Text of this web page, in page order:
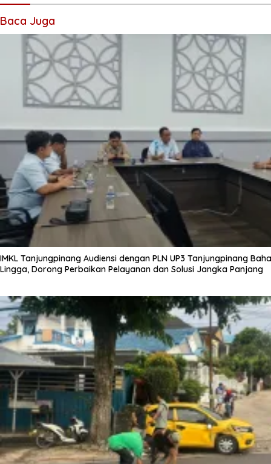
Baca Juga
IMKL Tanjungpinang Audiensi dengan PLN UP3 Tanjungpinang
Lingga, Dorong Perbaikan Pelayanan dan Solusi Jangka Panjang